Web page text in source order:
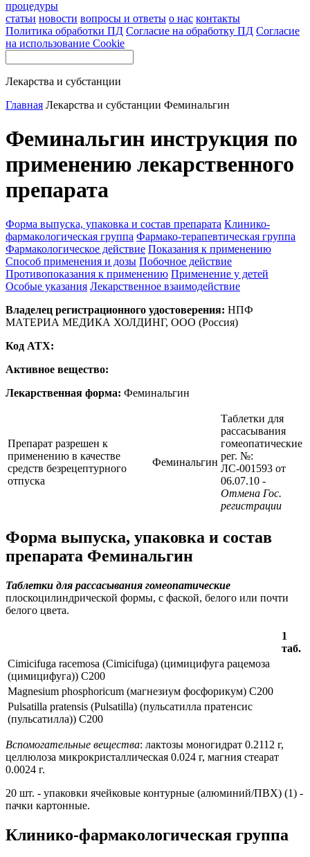
процедуры
статьи новости вопросы и ответы о нас контакты
Политика обработки ПД Согласие на обработку ПД Согласие
на использование Cookie
Лекарства и субстанции
Главная Лекарства и субстанции Феминальгин
Феминальгин инструкция по
применению лекарственного
препарата
Форма выпуска, упаковка и состав препарата Клинико-
фармакологическая группа Фармако-терапевтическая группа
Фармакологическое действие Показания к применению
Способ применения и дозы Побочное действие
Противопоказания к применению Применение у детей
Особые указания Лекарственное взаимодействие
Владелец регистрационного удостоверения: НПФ
МАТЕРИА МЕДИКА ХОЛДИНГ, ООО (Россия)
Код ATX:
Активное вещество:
Лекарственная форма: Феминальгин
Препарат разрешен к
применению в качестве
средств безрецептурного
отпуска
Феминальгин
Таблетки для
рассасывания
гомеопатические
рег. №:
ЛС-001593 от
06.07.10 -
Отмена Гос.
регистрации
Форма выпуска, упаковка и состав
препарата Феминальгин
Таблетки для рассасывания гомеопатические
плоскоцилиндрической формы, с фаской, белого или почти
белого цвета.
1
таб.
Cimicifuga racemosa (Cimicifuga) (цимицифуга рацемоза
(цимицифуга)) C200
Magnesium phosphoriсum (магнезиум фосфорикум) C200
Pulsatilla pratensis (Pulsatilla) (пульсатилла пратенсис
(пульсатилла)) C200
Вспомогательные вещества: лактозы моногидрат 0.2112 г,
целлюлоза микрокристаллическая 0.024 г, магния стеарат
0.0024 г.
20 шт. - упаковки ячейковые контурные (алюминий/ПВХ) (1) -
пачки картонные.
Клинико-фармакологическая группа